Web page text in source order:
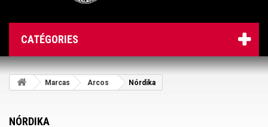
CATÉGORIES
Marcas Arcos Nórdika
NÓRDIKA